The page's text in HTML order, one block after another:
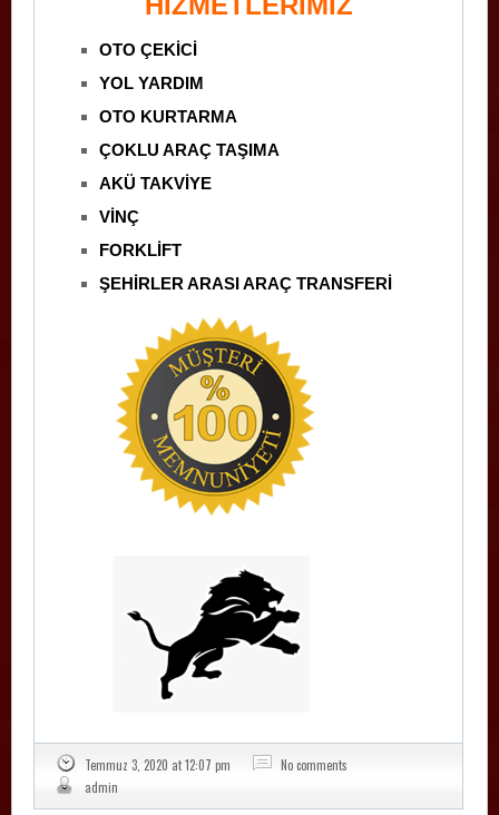
OTO ÇEKİCİ
YOL YARDIM
OTO KURTARMA
ÇOKLU ARAÇ TAŞIMA
AKÜ TAKVİYE
VİNÇ
FORKLİFT
ŞEHİRLER ARASI ARAÇ TRANSFERİ
Temmuz 3, 2020 at 12:07 pm
No comments
admin